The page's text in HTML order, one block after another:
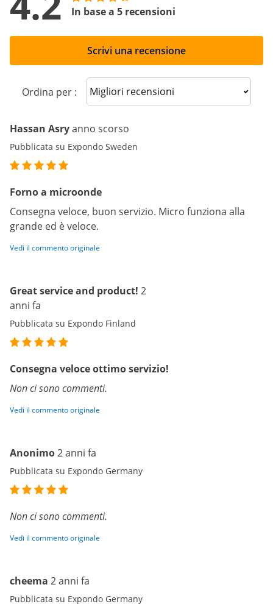
In base a 5 recensioni
Scrivi una recensione
Ordina per : Sort reviews
Hassan Asryanno scorso
Pubblicata su Expondo Sweden
Forno a microonde
Consegna veloce, buon servizio. Micro funziona alla
grande ed è veloce.
Vedi il commento originale
Great service and product! 2
anni fa
Pubblicata su Expondo Finland
Consegna veloce ottimo servizio!
Non ci sono commenti.
Vedi il commento originale
Anonimo2 anni fa
Pubblicata su Expondo Germany
Non ci sono commenti.
Vedi il commento originale
cheema 2 anni fa
Pubblicata su Expondo Germany